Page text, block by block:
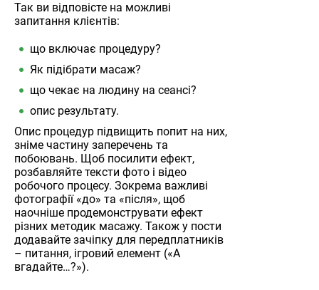
Так ви відповісте на можливі
запитання клієнтів:
що включає процедуру?
Як підібрати масаж?
що чекає на людину на сеансі?
опис результату.
Опис процедур підвищить попит на них,
зніме частину заперечень та
побоювань. Щоб посилити ефект,
розбавляйте тексти фото і відео
робочого процесу. Зокрема важливі
фотографії «до» та «після», щоб
наочніше продемонструвати ефект
різних методик масажу. Також у пости
додавайте зачіпку для передплатників
– питання, ігровий елемент («А
вгадайте…?»).